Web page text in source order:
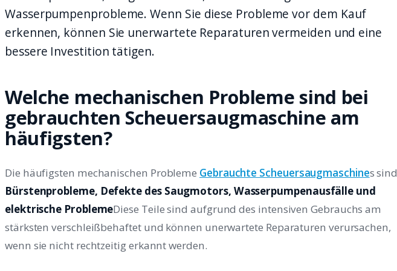
Wasserpumpenprobleme. Wenn Sie diese Probleme vor dem Kauf
erkennen, können Sie unerwartete Reparaturen vermeiden und eine
bessere Investition tätigen.
Welche mechanischen Probleme sind bei
gebrauchten Scheuersaugmaschine am
häufigsten?
Die häufigsten mechanischen Probleme Gebrauchte Scheuersaugmaschines sind
Bürstenprobleme, Defekte des Saugmotors, Wasserpumpenausfälle und
elektrische ProblemeDiese Teile sind aufgrund des intensiven Gebrauchs am
stärksten verschleißbehaftet und können unerwartete Reparaturen verursachen,
wenn sie nicht rechtzeitig erkannt werden.